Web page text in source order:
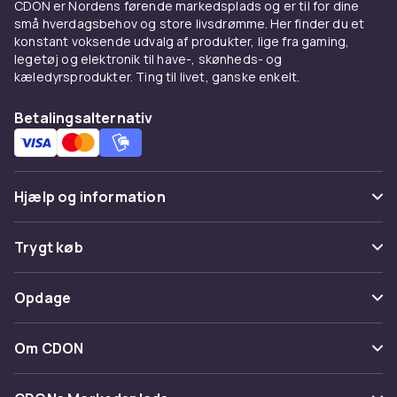
Køb havemøblehynder hos
CDON
standardformater fra
konkurrencedygtige priser.
Hvilke hynder passer til din
havemøbelserie
De fleste producenter som
Brafab
standardstørrelser er et mere prisvenligt
alternativ. Vælg hyndernes farve som en nem
måde at personliggøre udepladsen på.
Hos CDON finder du et bredt sortiment af
CDON er Nordens førende markedsplads og er til for dine
små hverdagsbehov og store livsdrømme. Her finder du et
konstant voksende udvalg af produkter, lige fra gaming,
legetøj og elektronik til have-, skønheds- og
kæledyrsprodukter. Ting til livet, ganske enkelt.
Betalingsalternativ
Hjælp og information
Ofte stillede spørgsmål
Spor pakke
Fortryd & returner her
Kontakt os
Trygt køb
Betaling
Levering
Opdage
Kategorier
Maerke
Om CDON
Om os